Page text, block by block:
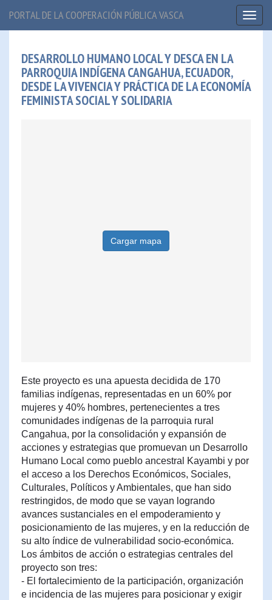
PORTAL DE LA COOPERACIÓN PÚBLICA VASCA
DESARROLLO HUMANO LOCAL Y DESCA EN LA
PARROQUIA INDÍGENA CANGAHUA, ECUADOR,
DESDE LA VIVENCIA Y PRÁCTICA DE LA ECONOMÍA
FEMINISTA SOCIAL Y SOLIDARIA
Cargar mapa
Este proyecto es una apuesta decidida de 170
familias indígenas, representadas en un 60% por
mujeres y 40% hombres, pertenecientes a tres
comunidades indígenas de la parroquia rural
Cangahua, por la consolidación y expansión de
acciones y estrategias que promuevan un Desarrollo
Humano Local como pueblo ancestral Kayambi y por
el acceso a los Derechos Económicos, Sociales,
Culturales, Políticos y Ambientales, que han sido
restringidos, de modo que se vayan logrando
avances sustanciales en el empoderamiento y
posicionamiento de las mujeres, y en la reducción de
su alto índice de vulnerabilidad socio-económica.
Los ámbitos de acción o estrategias centrales del
proyecto son tres:
- El fortalecimiento de la participación, organización
e incidencia de las mujeres para posicionar y exigir